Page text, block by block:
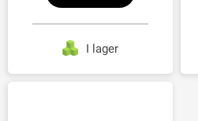
I lager